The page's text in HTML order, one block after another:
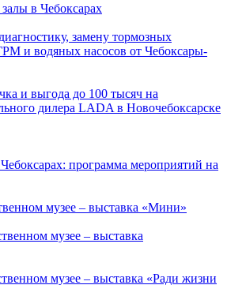
в Чебоксарах
замену тормозных
и водяных насосов от Чебоксары-
и выгода до 100 тысяч на
дилера LADA в Новочебоксарске
программа мероприятий на
музее – выставка «Мини»
музее – выставка
музее – выставка «Ради жизни